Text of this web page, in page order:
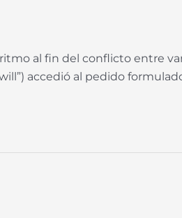
al fin del conflicto entre
accedió al pedido